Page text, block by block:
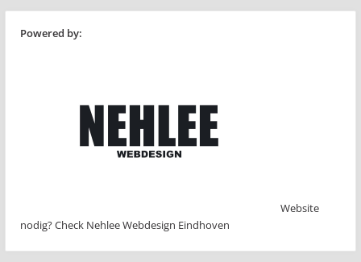
Powered by:
Website
nodig? Check Nehlee Webdesign Eindhoven